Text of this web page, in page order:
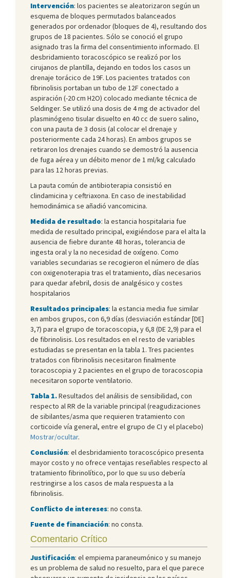
Intervención: los pacientes se aleatorizaron según un
esquema de bloques permutados balanceados
generados por ordenador (bloques de 4), resultando dos
grupos de 18 pacientes. Sólo se conoció el grupo
asignado tras la firma del consentimiento informado. El
desbridamiento toracoscópico se realizó por los
cirujanos de plantilla, dejando en todos los casos un
drenaje torácico de 19F. Los pacientes tratados con
fibrinolisis portaban un tubo de 12F conectado a
aspiración (-20 cm H2O) colocado mediante técnica de
Seldinger. Se utilizó una dosis de 4 mg de activador del
plasminógeno tisular disuelto en 40 cc de suero salino,
con una pauta de 3 dosis (al colocar el drenaje y
posteriormente cada 24 horas). En ambos grupos se
retiraron los drenajes cuando se demostró la ausencia
de fuga aérea y un débito menor de 1 ml/kg calculado
para las 12 horas previas.
La pauta común de antibioterapia consistió en
clindamicina y ceftriaxona. En caso de inestabilidad
hemodinámica se añadió vancomicina.
Medida de resultado: la estancia hospitalaria fue
medida de resultado principal, exigiéndose para el alta la
ausencia de fiebre durante 48 horas, tolerancia de
ingesta oral y la no necesidad de oxígeno. Como
variables secundarias se recogieron el número de días
con oxigenoterapia tras el tratamiento, días necesarios
para quedar afebril, dosis de analgésico y costes
hospitalarios
Resultados principales: la estancia media fue similar
en ambos grupos, con 6,9 días (desviación estándar [DE]
3,7) para el grupo de toracoscopia, y 6,8 (DE 2,9) para el
de fibrinolisis. Los resultados en el resto de variables
estudiadas se presentan en la tabla 1. Tres pacientes
tratados con fibrinolisis necesitaron finalmente
toracoscopia y 2 pacientes en el grupo de toracoscopia
necesitaron soporte ventilatorio.
Tabla 1.Resultados del análisis de sensibilidad, con
respecto al RR de la variable principal (reagudizaciones
de sibilantes/asma que requieren tratamiento con
corticoide vía general, entre el grupo de CI y el placebo)
Mostrar/ocultar.
Conclusión: el desbridamiento toracoscópico presenta
mayor costo y no ofrece ventajas reseñables respecto al
tratamiento fibrinolítico, por lo que su uso debería
restringirse a los casos de mala respuesta a la
fibrinolisis.
Conflicto de intereses: no consta.
Fuente de financiación: no consta.
Comentario Crítico
Justificación: el empiema paraneumónico y su manejo
es un problema de salud no resuelto, para el que parece